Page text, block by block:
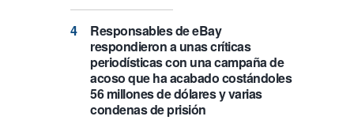
Responsables de eBay
respondieron a unas críticas
periodísticas con una campaña de
acoso que ha acabado costándoles
56 millones de dólares y varias
condenas de prisión